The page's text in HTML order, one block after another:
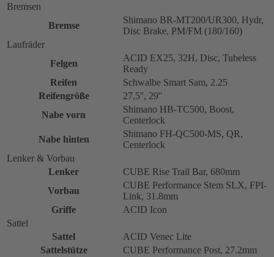
Bremsen
Bremse
Shimano BR-MT200/UR300, Hydr,
Disc Brake, PM/FM (180/160)
Laufräder
Felgen
ACID EX25, 32H, Disc, Tubeless
Ready
Reifen
Schwalbe Smart Sam, 2.25
Reifengröße
27,5'', 29''
Nabe vorn
Shimano HB-TC500, Boost,
Centerlock
Nabe hinten
Shimano FH-QC500-MS, QR,
Centerlock
Lenker & Vorbau
Lenker
CUBE Rise Trail Bar, 680mm
Vorbau
CUBE Performance Stem SLX, FPI-
Link, 31.8mm
Griffe
ACID Icon
Sattel
Sattel
ACID Venec Lite
Sattelstütze
CUBE Performance Post, 27.2mm